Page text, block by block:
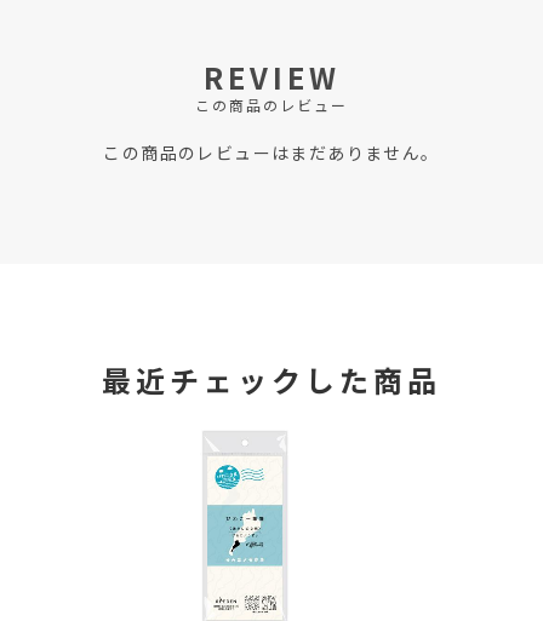
REVIEW
この商品のレビュー
この商品のレビューはまだありません。
最近チェックした商品